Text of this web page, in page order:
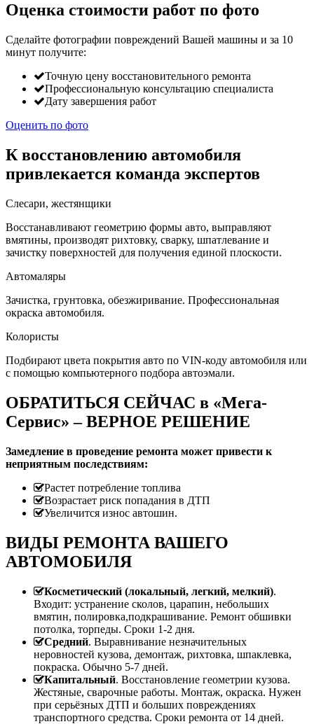
Оценка стоимости работ по фото
Сделайте фотографии повреждений Вашей машины и за 10
минут получите:
Точную цену восстановительного ремонта
Профессиональную консультацию специалиста
Дату завершения работ
Оценить по фото
К восстановлению автомобиля
привлекается команда экспертов
Слесари, жестянщики
Восстанавливают геометрию формы авто, выправляют
вмятины, производят рихтовку, сварку, шпатлевание и
зачистку поверхностей для получения единой плоскости.
Автомаляры
Зачистка, грунтовка, обезжиривание. Профессиональная
окраска автомобиля.
Колористы
Подбирают цвета покрытия авто по VIN-коду автомобиля или
с помощью компьютерного подбора автоэмали.
ОБРАТИТЬСЯ СЕЙЧАС в «Мега-
Сервис» – ВЕРНОЕ РЕШЕНИЕ
Замедление в проведение ремонта может привести к
неприятным последствиям:
Растет потребление топлива
Возрастает риск попадания в ДТП
Увеличится износ автошин.
ВИДЫ РЕМОНТА ВАШЕГО
АВТОМОБИЛЯ
Косметический (локальный, легкий, мелкий).
Входит: устранение сколов, царапин, небольших
вмятин, полировка,подкрашивание. Ремонт обшивки
потолка, торпеды. Сроки 1-2 дня.
Средний. Выравнивание незначительных
неровностей кузова, демонтаж, рихтовка, шпаклевка,
покраска. Обычно 5-7 дней.
Капитальный. Восстановление геометрии кузова.
Жестяные, сварочные работы. Монтаж, окраска. Нужен
при серьёзных ДТП и больших повреждениях
транспортного средства. Сроки ремонта от 14 дней.